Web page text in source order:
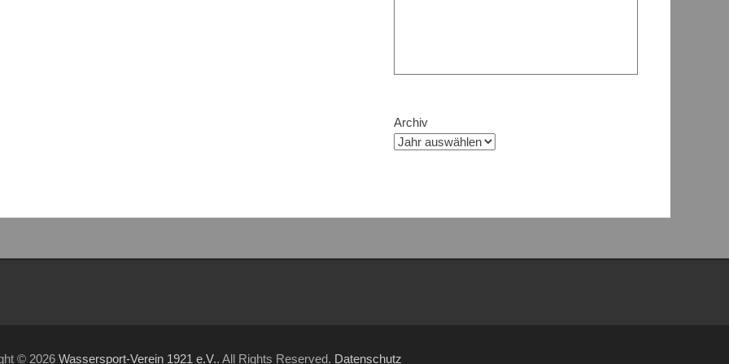
Archiv
© 2026 Wassersport-Verein 1921 e.V.. All Rights Reserved. Datenschutz